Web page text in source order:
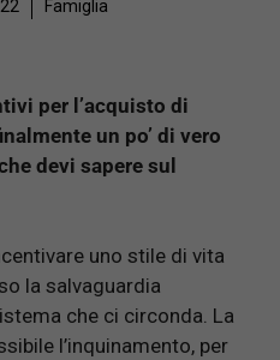
Famiglia
per l’acquisto di
un po’ di vero
devi sapere sul
uno stile di vita
la salvaguardia
che ci circonda. La
l’inquinamento, per